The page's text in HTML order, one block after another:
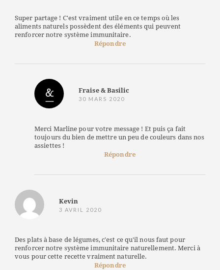
Super partage ! C'est vraiment utile en ce temps où les
aliments naturels possèdent des éléments qui peuvent
renforcer notre système immunitaire.
Répondre
Fraise & Basilic
30 MARS 2020
Merci Marline pour votre message ! Et puis ça fait
toujours du bien de mettre un peu de couleurs dans nos
assiettes !
Répondre
Kevin
3 AVRIL 2020
Des plats à base de légumes, c'est ce qu'il nous faut pour
renforcer notre système immunitaire naturellement. Merci à
vous pour cette recette vraiment naturelle.
Répondre